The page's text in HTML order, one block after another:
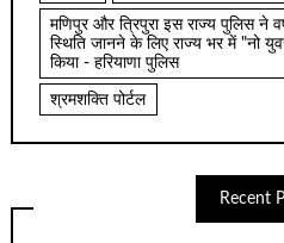
मणिपुर और त्रिपुरा इस राज्य पुलिस ने
स्थिति जानने के लिए राज्य भर में "नो
किया - हरियाणा पुलिस
श्रमशक्ति पोर्टल
Recent